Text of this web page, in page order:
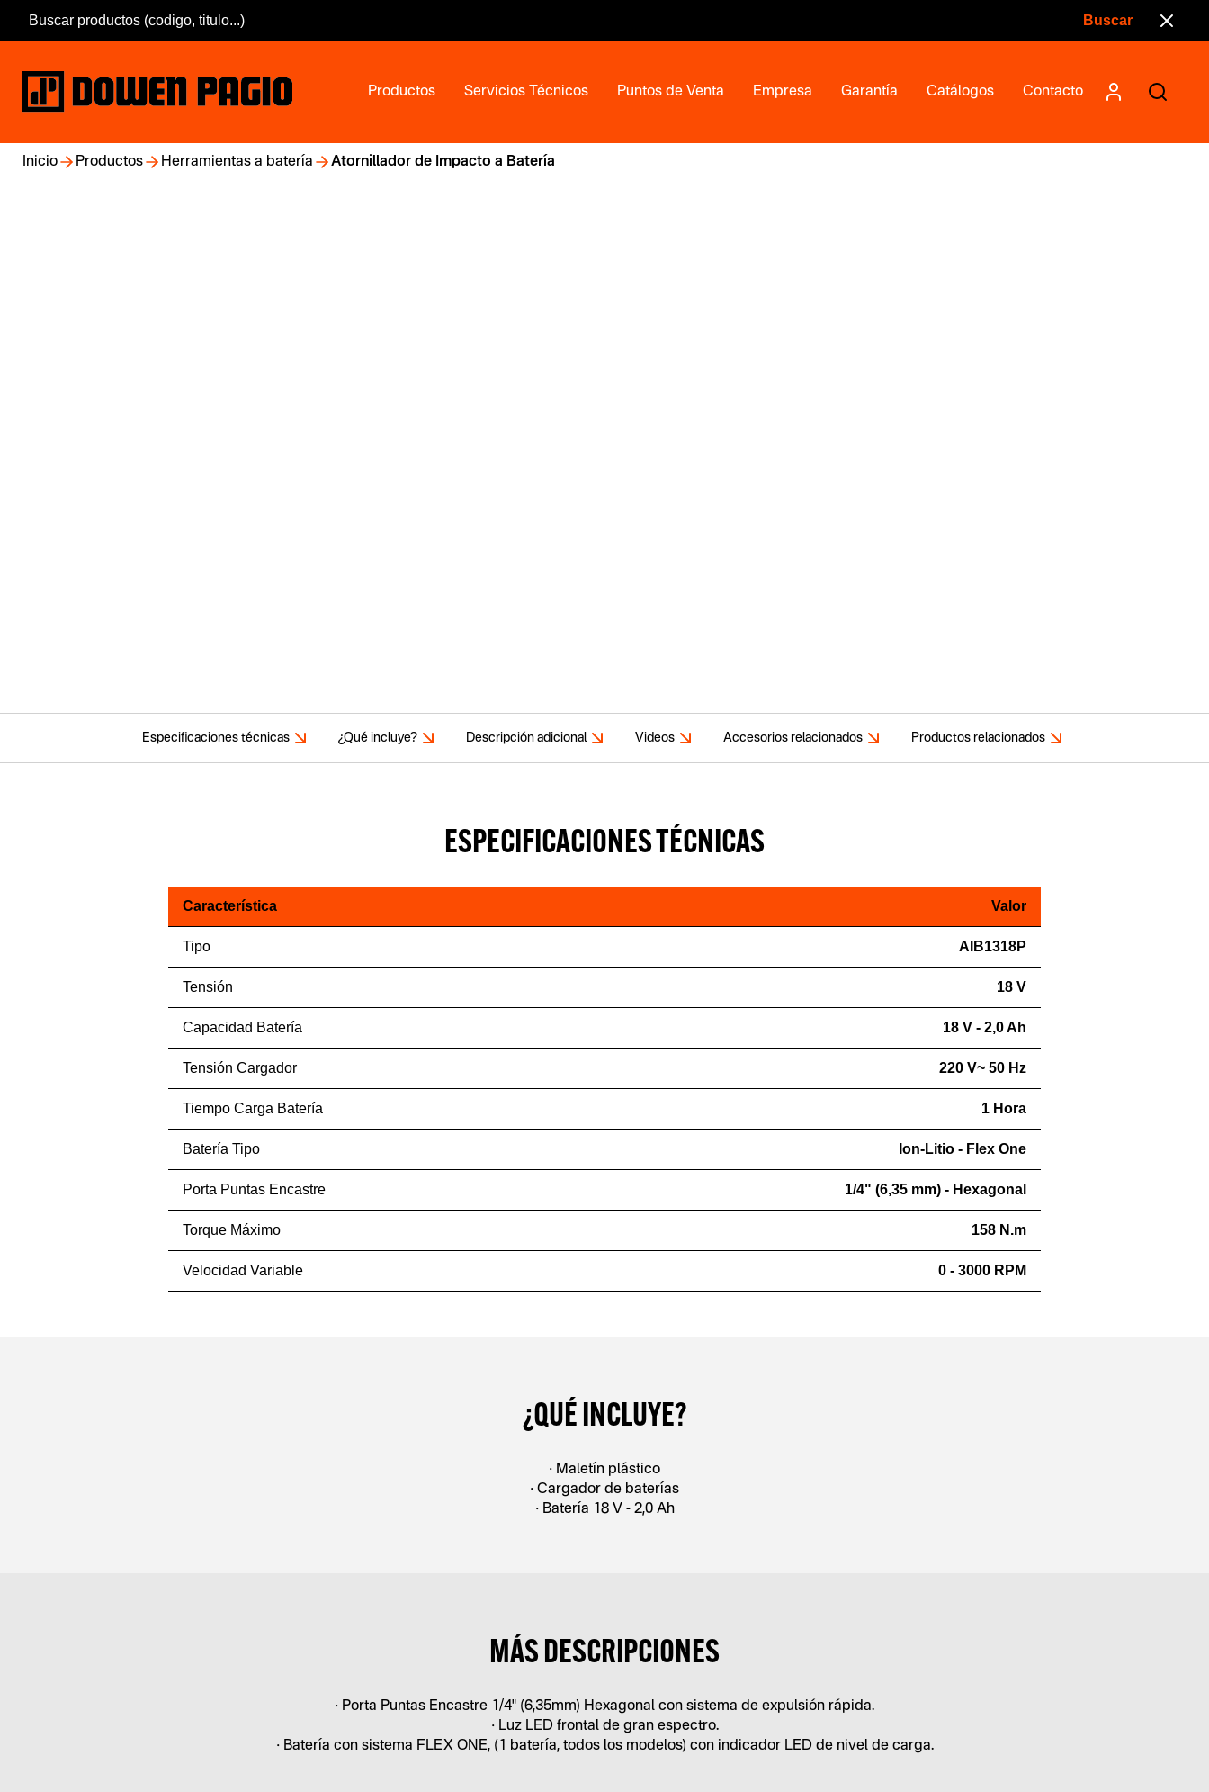
Productos Servicios Técnicos Puntos de Venta Empresa Garantía Catálogos Contacto
Inicio Productos Herramientas a batería Atornillador de Impacto a Batería
Especificaciones técnicas ¿Qué incluye? Descripción adicional Videos Accesorios relacionados Productos relacionados
ESPECIFICACIONES TÉCNICAS
Característica Valor
Tipo AIB1318P
Tensión 18 V
Capacidad Batería 18 V - 2,0 Ah
Tensión Cargador 220 V~ 50 Hz
Tiempo Carga Batería 1 Hora
Batería Tipo Ion-Litio - Flex One
Porta Puntas Encastre 1/4" (6,35 mm) - Hexagonal
Torque Máximo 158 N.m
Velocidad Variable 0 - 3000 RPM
¿QUÉ INCLUYE?
• Maletín plástico
• Cargador de baterías
• Batería 18 V - 2,0 Ah
MÁS DESCRIPCIONES
• Porta Puntas Encastre 1/4" (6,35mm) Hexagonal con sistema de expulsión rápida.
• Luz LED frontal de gran espectro.
• Batería con sistema FLEX ONE, (1 batería, todos los modelos) con indicador LED de nivel de carga.